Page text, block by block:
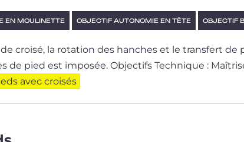
EN MOULINETTE OBJECTIF AUTONOMIE EN TÊTE OBJECTIF
croi­sé, la rota­tion des hanches et le trans­fert
de pied est imposée. Objectifs Technique :
avec croisés